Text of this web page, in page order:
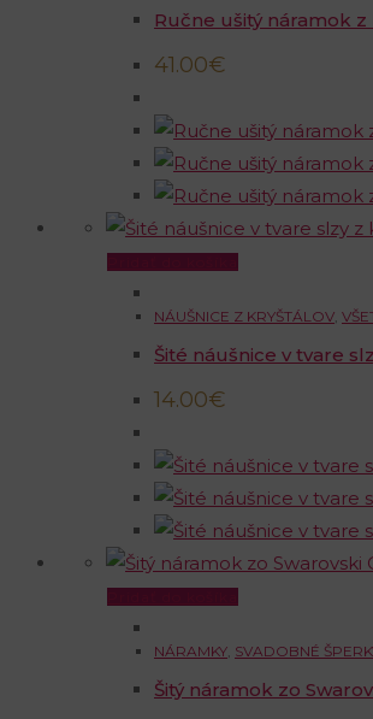
Ručne ušitý náramok
41.00€
NÁUŠNICE Z KRYŠTÁLOV
Šité náušnice v tvare
14.00€
NÁRAMKY SVADOBNÉ
Šitý náramok zo